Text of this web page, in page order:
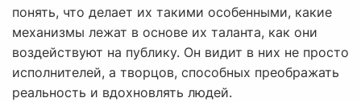
понять, что делает их такими особенными, какие
механизмы лежат в основе их таланта, как они
воздействуют на публику. Он видит в них не просто
исполнителей, а творцов, способных преображать
реальность и вдохновлять людей.